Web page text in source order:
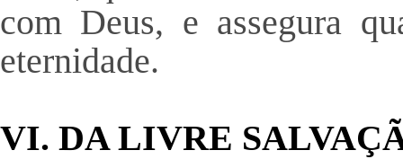
com Deus, e assegura
eternidade.
VI. DA LIVRE